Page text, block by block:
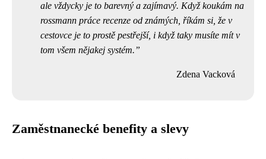
ale vždycky je to barevný a zajímavý. Když koukám na
rossmann práce recenze od známých, říkám si, že v
cestovce je to prostě pestřejší, i když taky musíte mít v
tom všem nějakej systém.
Zdena Vacková
Zaměstnanecké benefity a slevy